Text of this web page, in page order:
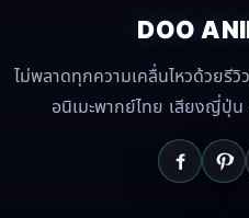
DOO
ไม่พลาดทุกความเคลื่นไหวด้วยรี
อนิเมะพากย์ไทย เสียงญี่ปุ่